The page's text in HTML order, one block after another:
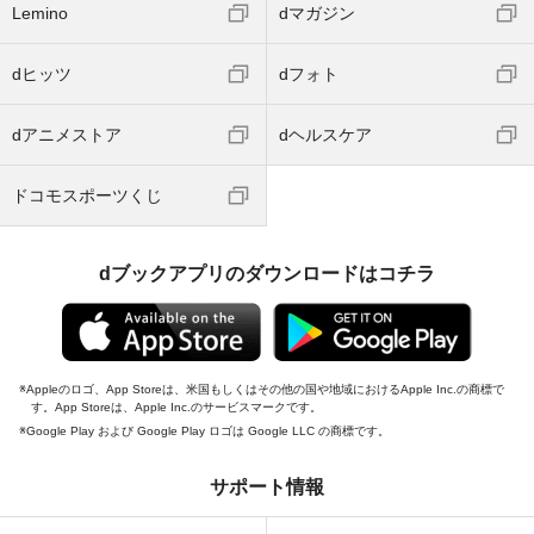
Lemino dマガジン
dヒッツ dフォト
dアニメストア dヘルスケア
ドコモスポーツくじ
dブックアプリのダウンロードはコチラ
Appleのロゴ、App Storeは、米国もしくはその他の国や地域におけるApple Inc.の商標で
す。App Storeは、Apple Inc.のサービスマークです。
Google Play および Google Play ロゴは Google LLC の商標です。
サポート情報